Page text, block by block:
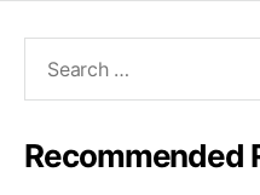
Recommended